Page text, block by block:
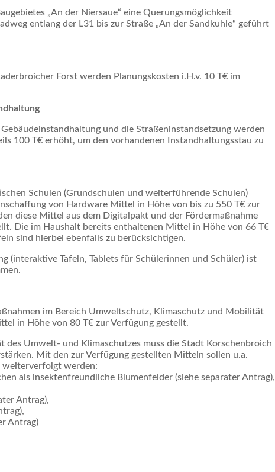
„An der Niersaue“ eine Querungsmöglichkeit
entlang der L31 bis zur Straße „An der Sandkuhle“ geführt
Forst werden Planungskosten i.H.v. 10 T€ im
und die Straßeninstandsetzung werden
100 T€ erhöht, um den vorhandenen Instandhaltungsstau zu
Schulen (Grundschulen und weiterführende Schulen)
von Hardware Mittel in Höhe von bis zu 550 T€ zur
diese Mittel aus dem Digitalpakt und der Fördermaßnahme
Die im Haushalt bereits enthaltenen Mittel in Höhe von 66 T€
sind hierbei ebenfalls zu berücksichtigen.
(interaktive Tafeln, Tablets für Schülerinnen und Schüler) ist
im Bereich Umweltschutz, Klimaschutz und Mobilität
in Höhe von 80 T€ zur Verfügung gestellt.
Umwelt- und Klimaschutzes muss die Stadt Korschenbroich
Mit den zur Verfügung gestellten Mitteln sollen u.a.
weiterverfolgt werden:
als insektenfreundliche Blumenfelder (siehe separater Antrag),
Antrag),
Antrag)